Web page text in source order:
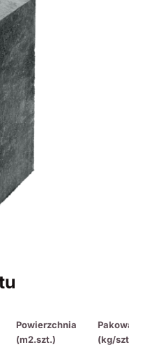
Powierzchnia
(m2.szt.)
(kg/szt./